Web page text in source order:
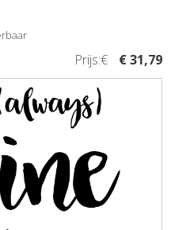
Prijs:€ € 31,79